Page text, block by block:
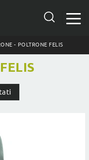
- POLTRONE FELIS